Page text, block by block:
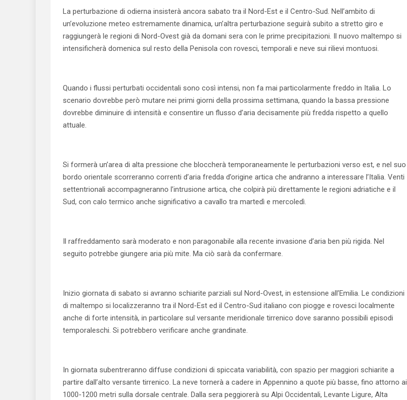
La perturbazione di odierna insisterà ancora sabato tra il Nord-Est e il Centro-Sud. Nell’ambito di
un’evoluzione meteo estremamente dinamica, un’altra perturbazione seguirà subito a stretto giro e
raggiungerà le regioni di Nord-Ovest già da domani sera con le prime precipitazioni. Il nuovo maltempo si
intensificherà domenica sul resto della Penisola con rovesci, temporali e neve sui rilievi montuosi.
Quando i flussi perturbati occidentali sono così intensi, non fa mai particolarmente freddo in Italia. Lo
scenario dovrebbe però mutare nei primi giorni della prossima settimana, quando la bassa pressione
dovrebbe diminuire di intensità e consentire un flusso d’aria decisamente più fredda rispetto a quello
attuale.
Si formerà un’area di alta pressione che bloccherà temporaneamente le perturbazioni verso est, e nel suo
bordo orientale scorreranno correnti d’aria fredda d’origine artica che andranno a interessare l’Italia. Venti
settentrionali accompagneranno l’intrusione artica, che colpirà più direttamente le regioni adriatiche e il
Sud, con calo termico anche significativo a cavallo tra martedì e mercoledì.
Il raffreddamento sarà moderato e non paragonabile alla recente invasione d’aria ben più rigida. Nel
seguito potrebbe giungere aria più mite. Ma ciò sarà da confermare.
Inizio giornata di sabato si avranno schiarite parziali sul Nord-Ovest, in estensione all’Emilia. Le condizioni
di maltempo si localizzeranno tra il Nord-Est ed il Centro-Sud italiano con piogge e rovesci localmente
anche di forte intensità, in particolare sul versante meridionale tirrenico dove saranno possibili episodi
temporaleschi. Si potrebbero verificare anche grandinate.
In giornata subentreranno diffuse condizioni di spiccata variabilità, con spazio per maggiori schiarite a
partire dall’alto versante tirrenico. La neve tornerà a cadere in Appennino a quote più basse, fino attorno ai
1000-1200 metri sulla dorsale centrale. Dalla sera peggiorerà su Alpi Occidentali, Levante Ligure, Alta